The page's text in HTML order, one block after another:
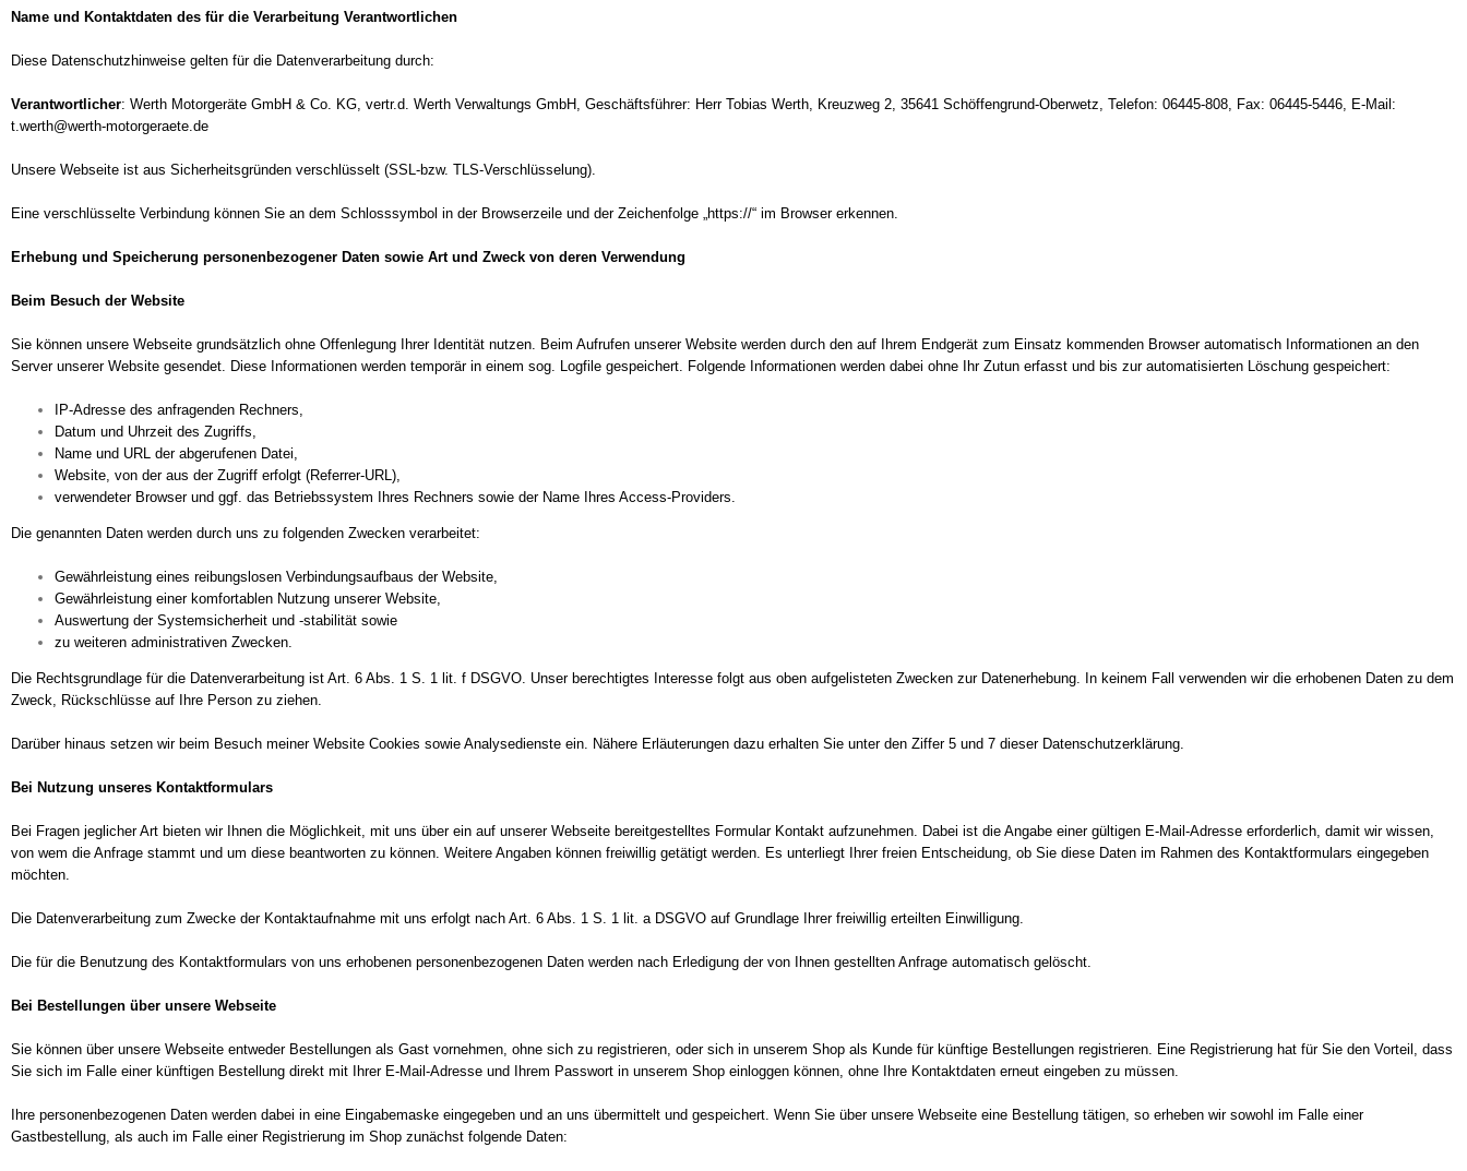
Name und Kontaktdaten des für die Verarbeitung Verantwortlichen
Diese Datenschutzhinweise gelten für die Datenverarbeitung durch:
Verantwortlicher: Werth Motorgeräte GmbH & Co. KG, vertr.d. Werth Verwaltungs GmbH, Geschäftsführer: Herr Tobias Werth, Kreuzweg 2, 35641 Schöffengrund-Oberwetz, Telefon: 06445-808, Fax: 06445-5446, E-Mail:
t.werth@werth-motorgeraete.de
Unsere Webseite ist aus Sicherheitsgründen verschlüsselt (SSL-bzw. TLS-Verschlüsselung).
Eine verschlüsselte Verbindung können Sie an dem Schlosssymbol in der Browserzeile und der Zeichenfolge „https://“ im Browser erkennen.
Erhebung und Speicherung personenbezogener Daten sowie Art und Zweck von deren Verwendung
Beim Besuch der Website
Sie können unsere Webseite grundsätzlich ohne Offenlegung Ihrer Identität nutzen. Beim Aufrufen unserer Website werden durch den auf Ihrem Endgerät zum Einsatz kommenden Browser automatisch Informationen an den
Server unserer Website gesendet. Diese Informationen werden temporär in einem sog. Logfile gespeichert. Folgende Informationen werden dabei ohne Ihr Zutun erfasst und bis zur automatisierten Löschung gespeichert:
IP-Adresse des anfragenden Rechners,
Datum und Uhrzeit des Zugriffs,
Name und URL der abgerufenen Datei,
Website, von der aus der Zugriff erfolgt (Referrer-URL),
verwendeter Browser und ggf. das Betriebssystem Ihres Rechners sowie der Name Ihres Access-Providers.
Die genannten Daten werden durch uns zu folgenden Zwecken verarbeitet:
Gewährleistung eines reibungslosen Verbindungsaufbaus der Website,
Gewährleistung einer komfortablen Nutzung unserer Website,
Auswertung der Systemsicherheit und -stabilität sowie
zu weiteren administrativen Zwecken.
Die Rechtsgrundlage für die Datenverarbeitung ist Art. 6 Abs. 1 S. 1 lit. f DSGVO. Unser berechtigtes Interesse folgt aus oben aufgelisteten Zwecken zur Datenerhebung. In keinem Fall verwenden wir die erhobenen Daten zu dem
Zweck, Rückschlüsse auf Ihre Person zu ziehen.
Darüber hinaus setzen wir beim Besuch meiner Website Cookies sowie Analysedienste ein. Nähere Erläuterungen dazu erhalten Sie unter den Ziffer 5 und 7 dieser Datenschutzerklärung.
Bei Nutzung unseres Kontaktformulars
Bei Fragen jeglicher Art bieten wir Ihnen die Möglichkeit, mit uns über ein auf unserer Webseite bereitgestelltes Formular Kontakt aufzunehmen. Dabei ist die Angabe einer gültigen E-Mail-Adresse erforderlich, damit wir wissen,
von wem die Anfrage stammt und um diese beantworten zu können. Weitere Angaben können freiwillig getätigt werden. Es unterliegt Ihrer freien Entscheidung, ob Sie diese Daten im Rahmen des Kontaktformulars eingegeben
möchten.
Die Datenverarbeitung zum Zwecke der Kontaktaufnahme mit uns erfolgt nach Art. 6 Abs. 1 S. 1 lit. a DSGVO auf Grundlage Ihrer freiwillig erteilten Einwilligung.
Die für die Benutzung des Kontaktformulars von uns erhobenen personenbezogenen Daten werden nach Erledigung der von Ihnen gestellten Anfrage automatisch gelöscht.
Bei Bestellungen über unsere Webseite
Sie können über unsere Webseite entweder Bestellungen als Gast vornehmen, ohne sich zu registrieren, oder sich in unserem Shop als Kunde für künftige Bestellungen registrieren. Eine Registrierung hat für Sie den Vorteil, dass
Sie sich im Falle einer künftigen Bestellung direkt mit Ihrer E-Mail-Adresse und Ihrem Passwort in unserem Shop einloggen können, ohne Ihre Kontaktdaten erneut eingeben zu müssen.
Ihre personenbezogenen Daten werden dabei in eine Eingabemaske eingegeben und an uns übermittelt und gespeichert. Wenn Sie über unsere Webseite eine Bestellung tätigen, so erheben wir sowohl im Falle einer
Gastbestellung, als auch im Falle einer Registrierung im Shop zunächst folgende Daten: